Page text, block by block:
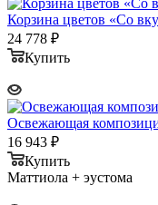
Корзина цветов «Со
24 778 ₽
Купить
Освежающая
16 943 ₽
Купить
Маттиола + эустома